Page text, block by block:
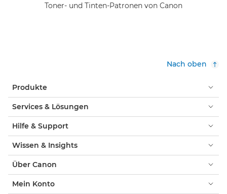
Toner- und Tinten-Patronen von Canon
Nach oben
Produkte
Services & Lösungen
Hilfe & Support
Wissen & Insights
Über Canon
Mein Konto